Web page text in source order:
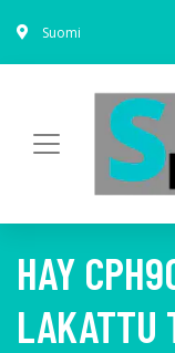
Suomi
HAY
LAKATTU